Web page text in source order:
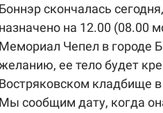
Боннэр скончалась
назначено на 12.00 (08.00
Мемориал Чепел в городе
ее тело будет
Востряковском кладбище
Мы сообщим дату, когда